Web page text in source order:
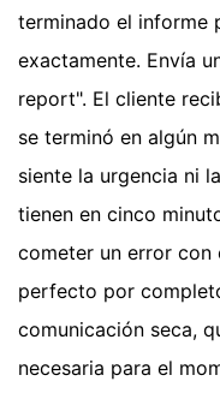
terminado el informe
exactamente. Envía
report". El cliente
se terminó en algún
siente la urgencia ni
tienen en cinco
cometer un error con
perfecto por
comunicación seca,
necesaria para el